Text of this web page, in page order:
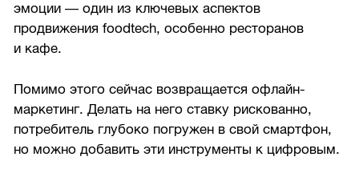
эмоции — один из ключевых аспектов
продвижения foodtech, особенно ресторанов
и кафе.
Помимо этого сейчас возвращается офлайн-
маркетинг. Делать на него ставку рискованно,
потребитель глубоко погружен в свой смартфон,
но можно добавить эти инструменты к цифровым.